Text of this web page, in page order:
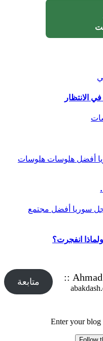
الانتظار
أفضل هلوسات هلوسات
سوريا أفضل مجتمع
انفجرت؟
متابعة
Enter your